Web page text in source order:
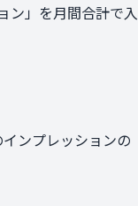
ン」を月間合計で入
ンプレッションの